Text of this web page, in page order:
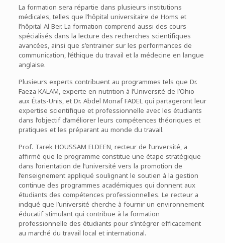
La formation sera répartie dans plusieurs institutions
médicales, telles que l’hôpital universitaire de Homs et
l’hôpital Al Ber. La formation comprend aussi des cours
spécialisés dans la lecture des recherches scientifiques
avancées, ainsi que s’entrainer sur les performances de
communication, l’éthique du travail et la médecine en langue
anglaise.
Plusieurs experts contribuent au programmes tels que Dr.
Faeza KALAM, experte en nutrition à l’Université de l’Ohio
aux États-Unis, et Dr. Abdel Monaf FADEL qui partageront leur
expertise scientifique et professionnelle avec les étudiants
dans l’objectif d’améliorer leurs compétences théoriques et
pratiques et les préparant au monde du travail.
Prof. Tarek HOUSSAM ELDEEN, recteur de l’unversité, a
affirmé que le programme constitue une étape stratégique
dans l’orientation de l’université vers la promotion de
l’enseignement appliqué soulignant le soutien à la gestion
continue des programmes académiques qui donnent aux
étudiants des compétences professionnelles. Le recteur a
indqué que l’université cherche à fournir un environnement
éducatif stimulant qui contribue à la formation
professionnelle des étudiants pour s’intégrer efficacement
au marché du travail local et international.